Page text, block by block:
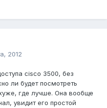
2012
cisco 3500, без
ли будет посмотреть
где лучше. Она вообще
увидит его простой